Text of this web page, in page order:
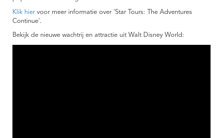
Klik hiervoor meer informatie over 'Star Tours: The Adventures
Continue'.
Bekijk de nieuwe wachtrij en attractie uit Walt Disney World: